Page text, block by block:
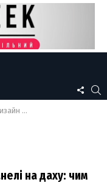
US
новий Toyota Prius
на даху: чим